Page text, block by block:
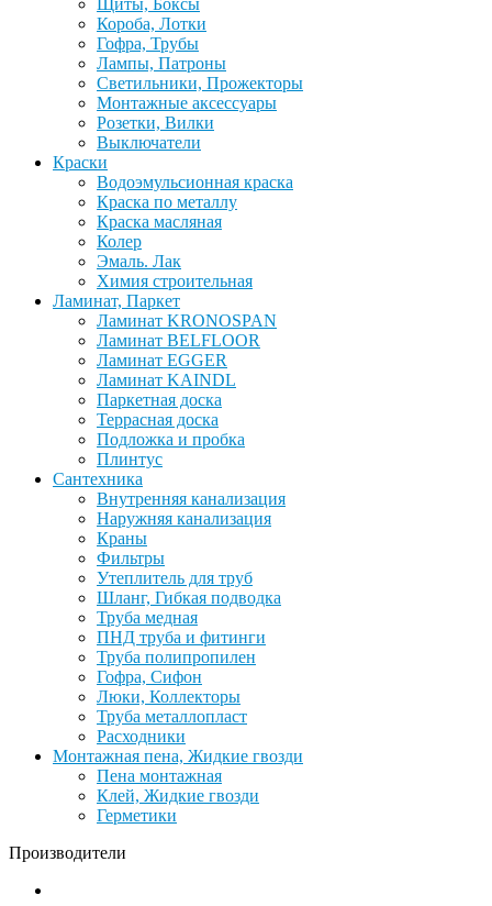
Щиты, Боксы
Короба, Лотки
Гофра, Трубы
Лампы, Патроны
Светильники, Прожекторы
Монтажные аксессуары
Розетки, Вилки
Выключатели
Краски
Водоэмульсионная краска
Краска по металлу
Краска масляная
Колер
Эмаль. Лак
Химия строительная
Ламинат, Паркет
Ламинат KRONOSPAN
Ламинат BELFLOOR
Ламинат EGGER
Ламинат KAINDL
Паркетная доска
Террасная доска
Подложка и пробка
Плинтус
Сантехника
Внутренняя канализация
Наружняя канализация
Краны
Фильтры
Утеплитель для труб
Шланг, Гибкая подводка
Труба медная
ПНД труба и фитинги
Труба полипропилен
Гофра, Сифон
Люки, Коллекторы
Труба металлопласт
Расходники
Монтажная пена, Жидкие гвозди
Пена монтажная
Клей, Жидкие гвозди
Герметики
Производители